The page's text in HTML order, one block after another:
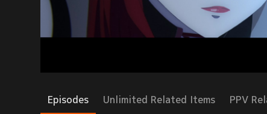
Episodes Unlimited Related Items PPV